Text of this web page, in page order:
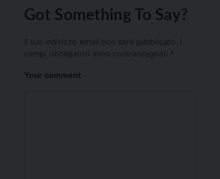
Got Something To Say?
Il tuo indirizzo email non sarà pubblicato.
campi obbligatori sono contrassegnati *
Your comment